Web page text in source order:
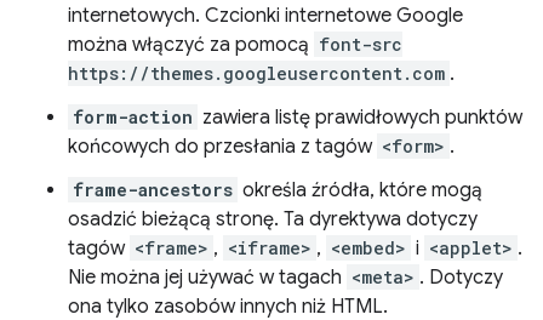
internetowych. Czcionki internetowe Google
można włączyć za pomocą font-src
https://themes.googleusercontent.com .
form-action zawiera listę prawidłowych punktów
końcowych do przesłania z tagów <form> .
frame-ancestors określa źródła, które mogą
osadzić bieżącą stronę. Ta dyrektywa dotyczy
tagów <frame> , <iframe> , <embed> i <applet> .
Nie można jej używać w tagach <meta> . Dotyczy
ona tylko zasobów innych niż HTML.